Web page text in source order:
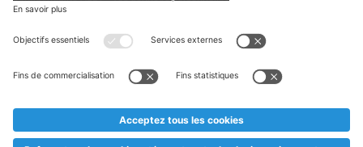
Textes marqués d'un astérisque et mentions légales
* Nous vendons ces articles temporairement et jusqu'à
au cas où, malgré le planning bien étudié, nous serions
prématurément en rupture de stock. Prix Recupel et TVA incl.
** Sur ce site, l’utilisation de la forme masculine a été adoptée